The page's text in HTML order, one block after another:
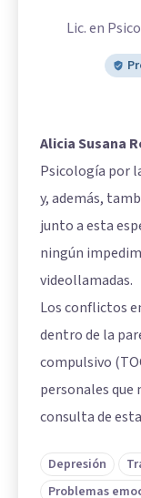
Lic. en
Alicia Susana
Psicología por
y, además,
junto a esta
ningún
videollamadas.
Los conflictos
dentro de la
compulsivo
personales que
consulta de
Depresión
Problemas